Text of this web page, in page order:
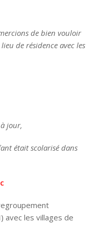
de bien vouloir
de résidence avec les
jour,
était scolarisé dans
avec les villages de